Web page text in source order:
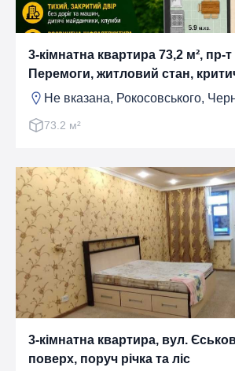
3-кімнатна квартира 73,2 м², пр-т
Перемоги, житловий стан,
інфраструктура
Не вказана, Рокосовського,
73.2 м²
3-кімнатна квартира, вул.
поверх, поруч річка та ліс